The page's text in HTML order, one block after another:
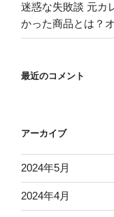
迷惑な失敗談 元カ
かった商品とは？
最近のコメント
アーカイブ
2024年5月
2024年4月